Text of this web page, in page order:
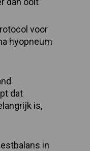
voor
hyopneum
dat
is,
in